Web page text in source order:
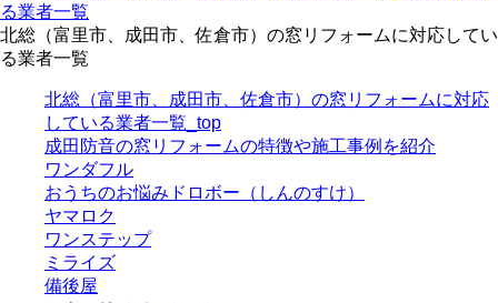
る業者一覧
北総（富里市、成田市、佐倉市）の窓リフォームに対応してい
る業者一覧
北総（富里市、成田市、佐倉市）の窓リフォームに対応
している業者一覧_top
成田防音の窓リフォームの特徴や施工事例を紹介
ワンダフル
おうちのお悩みドロボー（しんのすけ）
ヤマロク
ワンステップ
ミライズ
備後屋